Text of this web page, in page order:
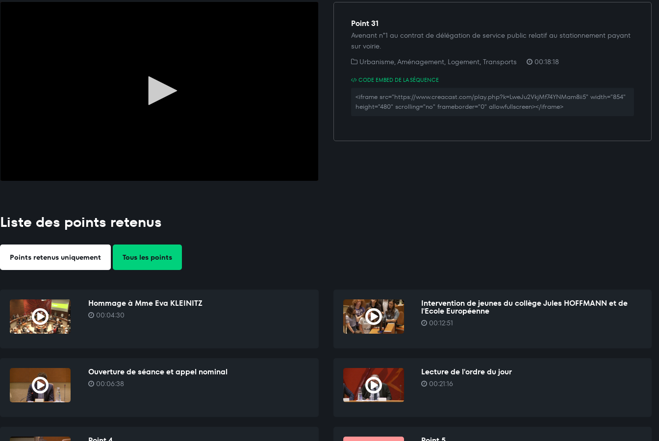
Point 31
Avenant n°1 au contrat de délégation de service public relatif au stationnement payant
sur voirie.
Urbanisme, Aménagement, Logement, Transports
00:18:18
CODE EMBED DE LA SÉQUENCE
<iframe src="https://www.creacast.com/play.php?k=LweJu2VkjMf74YNMam8ii5" width="854"
height="480" scrolling="no" frameborder="0" allowfullscreen></iframe>
Liste des points retenus
Points retenus uniquement Tous les points
Hommage à Mme Eva KLEINITZ
00:04:30
Intervention de jeunes du collège Jules HOFFMANN et de
l'Ecole Européenne
00:12:51
Ouverture de séance et appel nominal
00:06:38
Lecture de l'ordre du jour
00:21:16